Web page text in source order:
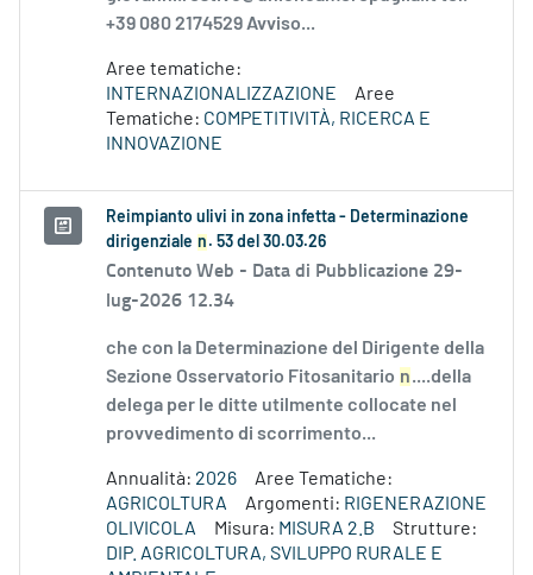
+39 080 2174529 Avviso...
Aree tematiche:
INTERNAZIONALIZZAZIONE
Aree
Tematiche: COMPETITIVITÀ, RICERCA E
INNOVAZIONE
Reimpianto ulivi in zona infetta - Determinazione
dirigenziale n . 53 del 30.03.26
Contenuto Web - Data di Pubblicazione 29-
lug-2026 12.34
che con la Determinazione del Dirigente della
Sezione Osservatorio Fitosanitario n....della
delega per le ditte utilmente collocate nel
provvedimento di scorrimento...
Annualità: 2026
Aree Tematiche:
AGRICOLTURA
Argomenti: RIGENERAZIONE
OLIVICOLA
Misura: MISURA 2.B
Strutture:
DIP. AGRICOLTURA, SVILUPPO RURALE E